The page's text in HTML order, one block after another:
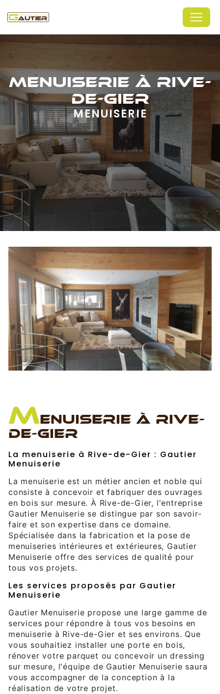
MENUISERIE À RIVE-
DE-GIER
MENUISERIE
MENUISERIE À RIVE-
DE-GIER
La menuiserie à Rive-de-Gier : Gautier
Menuiserie
La menuiserie est un métier ancien et noble qui
consiste à concevoir et fabriquer des ouvrages
en bois sur mesure. À Rive-de-Gier, l'entreprise
Gautier Menuiserie se distingue par son savoir-
faire et son expertise dans ce domaine.
Spécialisée dans la fabrication et la pose de
menuiseries intérieures et extérieures, Gautier
Menuiserie offre des services de qualité pour
tous vos projets.
Les services proposés par Gautier
Menuiserie
Gautier Menuiserie propose une large gamme de
services pour répondre à tous vos besoins en
menuiserie à Rive-de-Gier et ses environs. Que
vous souhaitiez installer une porte en bois,
rénover votre parquet ou concevoir un dressing
sur mesure, l'équipe de Gautier Menuiserie saura
vous accompagner de la conception à la
réalisation de votre projet.